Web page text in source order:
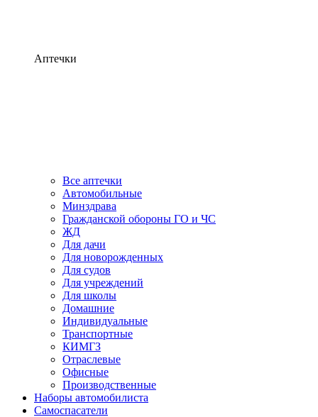
Аптечки
Все аптечки
Автомобильные
Минздрава
Гражданской обороны ГО и ЧС
ЖД
Для дачи
Для новорожденных
Для судов
Для учреждений
Для школы
Домашние
Индивидуальные
Транспортные
КИМГЗ
Отраслевые
Офисные
Производственные
Наборы автомобилиста
Самоспасатели